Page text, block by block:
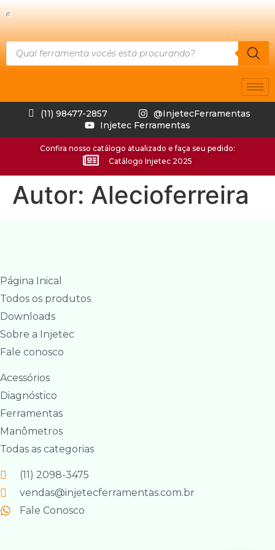
(11) 98477-2857
@InjetecFerramentas
Injetec Ferramentas
Confira nosso catálogo atualizado e faça seu pedido:
Catálogo Injetec 2025
Autor: Alecioferreira
Página Inical
Todos os produtos
Downloads
Sobre a Injetec
Fale conosco
Acessórios
Diagnóstico
Ferramentas
Manômetros
Todas as categorias
(11) 2098-3475
vendas@injetecferramentas.com.br
Fale Conosco